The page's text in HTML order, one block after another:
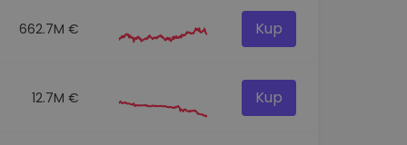
662.7M € Kup
12.7M € Kup